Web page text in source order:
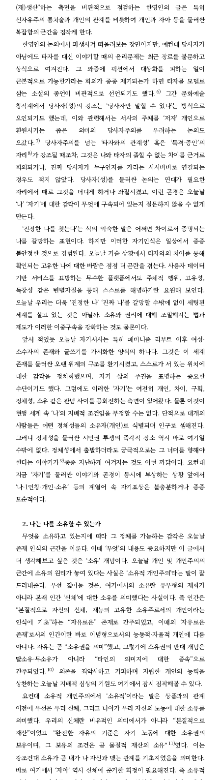
(재)생산”하는 측면을 비판적으로 점검하는 한영인의 글은 특히
신자유주의 통치술과 개인의 관계를 비롯하여 개인과 자아 등을 둘러싼
복잡함의 근간을 짐작케 한다.
한영인의 논의에서 파생시켜 떠올려보는 장면이지만, 예컨대 당사자가
아님에도 타자를 대신 이야기할 때의 윤리문제는 최근 장르를 불문하고
상식으로 여겨진다. 그 와중에 픽션에서 대상화를 피하는 일이
근본적으로 가능한가라는 회의가 종종 제기되는가 하면 타자를 모델로
삼는 소설의 종언이 비관적으로 선언되기도 했다. 6)
그간 문화예술
창작계에서 당사자(성)의 강조는 ‘당사자만 말할 수 있다’는 방식으로
오인되기도 했는데, 이와 관련해서는 서사의 주체를 ‘저자’ 개인으로
환원시키는 좁은 의미의 당사자주의를 우려하는 논의도
오갔다. 7) 당사자주의를 넘는 ‘타자와의 관계성’ 혹은 ‘목격-증인’의
자리 8)가 강조될 때조차, 그것은 나와 타자의 좁힐 수 없는 차이를 근거로
회의되거나, 진짜 당사자가 누구인지를 가리는 시시비비로 연결되는
경우도 적지 않았다. 당사자(성)를 둘러싼 논의는 연대가 필요한
자리에서 때로 그것을 더디게 하거나 좌절시켰고, 이런 곤경은 오늘날
‘나’ ‘자기’에 대한 감각이 무엇에 구속되어 있는지 질문하지 않을 수 없게
만든다.
‘진정한 나를 찾는다’는 식의 익숙한 말은 어쩌면 차이로서 증명되는
나를 갈망하는 표현이다.하지만 이러한 자기인식은 일상에서 종종
불안정한 것으로 경험된다. 오늘날 기술 상황에서 타자와의 차이를 통해
확인되는 고유한 나에 대한 바람은 점점 더 곤란을 겪는다. 사용자 데이터
기반 서비스를 표방하는 무수한 플랫폼에서도 주체적 행위,고유성,
독창성 같은 변별자질을 통해 스스로를 해명하기란 요원해 보인다.
오늘날 우리는 더욱 ‘진정한 나’ ‘진짜 나’를 갈망할 수밖에 없이 세팅된
세계를 살고 있는 것은 아닐까. 소유와 권리에 대해 조밀해지는 법과
제도가 이러한 이중구속을 강화하는 것도 물론이다.
앞서 적었듯 오늘날 자기서사는 특히 페미니즘 리부트 이후 여성·
소수자의 존재와 글쓰기를 가시화한 양식의 하나다. 그것은 이 세계
존재를 둘러싼 오랜 위계의 구조를 환기시켰고,스스로가 서 있는 위치에
대한 감각을 정치화했으며,자기 삶의 주권을 표명하는 중요한
수단이기도 했다. 그럼에도 이러한 ‘자기’는 여전히 개인, 차이,구획,
정체성, 소유 같은 관념 사이를 공회전하는 측면이 있어왔다. 물론 이것이
현행 세계 속 ‘나’의 지배적 조건임을 부정할 수는 없다. 단적으로 대개의
사람들은 어떤 정체성들의 소유자(개인)로 식별되며 인구로 셈해진다.
그러니 정체성을 둘러싼 시민권 투쟁의 즉각적 장소 역시 바로 여기일
수밖에 없다. 정체성에서 출발하더라도 궁극적으로는 그 너머를 향해야
한다는 이야기가9)종종 지난하게 여겨지는 것도 이런 까닭이다.요컨대
지금 ‘자기’를 둘러싼 이야기와 곤경이 동시에 부상하는 상황 앞에서
‘나-1인칭-개인-소유’ 등의 계열어 속 자기표상은 불충분하거나 종종
모순적이다.
2.나는 나를 소유할 수 있는가
무엇을 소유하고 있는지에 따라 그 정체를 가늠하는 감각은 오늘날
존재 인식의 근간을 이룬다. 이때 ‘무엇’의 내용도 중요하지만 이 글에서
더 생각해보고 싶은 것은 ‘소유’ 개념이다. 오늘날 개인 및 개인주의의
근간에 소유의 원리가 놓여 있다는 사실은 ‘소유적 개인주의’라는 말이 잘
드러내준다. 우선 짚어둘 것은, 여기에서의 소유란 유무형의 재화가
아니라 본래 인간 ‘신체’에 대한 소유를 의미했다는 사실이다.즉 인간은
“본질적으로 자신의 신체, 재능의 고유한 소유주로서의 개인이라는
인식에 기초”하는 “자유로운” 존재로 간주되었고, 이때의 ‘자유로운
존재’로서의 인간이란 바로 이념형으로서의 능동적·자율적 개인에 다름
아니다.자유는 곧 “소유권을 의미”했고, 그렇기에 소유권의 반대 개념은
탈소유·무소유가 아니라 “타인의 의미지에 대한 종속”으로
간주되었다. 10)
의존을 죄악시하고 기피하며 자립한 개인의 능력을
상찬하는 오늘날 지배적 심상의 기원도 여기에서 잠시 짐작해볼 수 있다.
요컨대 소유적 개인주의에서 ‘소유적’이라는 말은 상품과의 관계
이전에 우선은 우리 신체, 그리고 나아가 우리 자신의 노동에 대한 소유를
의미했다. 우리의 신체란 비유적인 의미에서가 아니라 “본질적으로
재산”이었고 “완전한 자유의 기준은 자기 노동에 대한 소유권의
보유이며, 그 보유의 조건은 곧 물질적 재산의 소유” 11)였다. 이는
강조건대 소유가 곧 내가 나 자신과 맺는 관계를 기초지었음을 의미한다.
바로 여기에서 ‘자아’ 역시 신체에 준거한 획정이 필요해진다.즉 소유적